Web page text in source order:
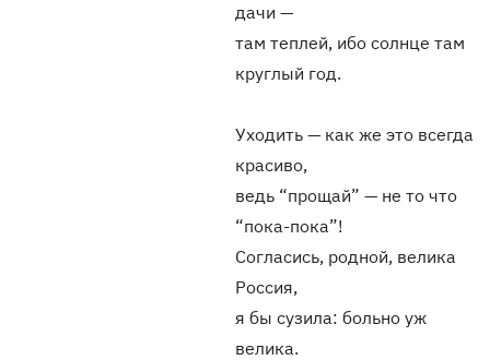
дачи —
там теплей, ибо солнце там
круглый год.
Уходить — как же это всегда
красиво,
ведь “прощай” — не то что
“пока-пока”!
Согласись, родной, велика
Россия,
я бы сузила: больно уж
велика.